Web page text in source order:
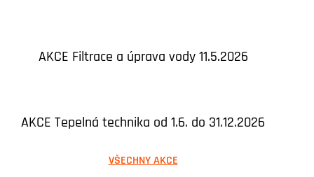
AKCE Filtrace a úprava vody 11.5.2026
AKCE Tepelná technika od 1.6. do 31.12.2026
VŠECHNY AKCE